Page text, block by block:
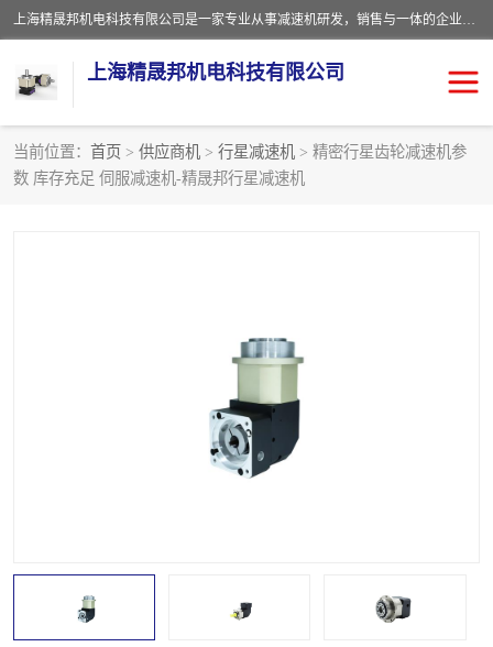
上海精晟邦机电科技有限公司是一家专业从事减速机研发，销售与一体的企业。公司拥有资深技术人员和技术团队服务人才，致力于为广大客户提供专业，细致的产品服务。主营产品有：中型减速电机，微型调速电机，精密行星减速机，蜗轮蜗杆减速机，RFKS四大系列减速机，SKM双曲面齿轮减速机，齿轮减速电机，行星减速机，防爆电机，变频器等系列；产品广泛用于汽车，船舶，能源，环保，包装，物流等领域，欢迎咨询。
上海精晟邦机电科技有限公司
当前位置： 首页 > 供应商机 > 行星减速机 > 精密行星齿轮减速机参
数 库存充足 伺服减速机-精晟邦行星减速机
减速电机 NMRV蜗轮蜗杆减速机
精晟邦微型齿轮减速电机
晟邦电机
东元电机